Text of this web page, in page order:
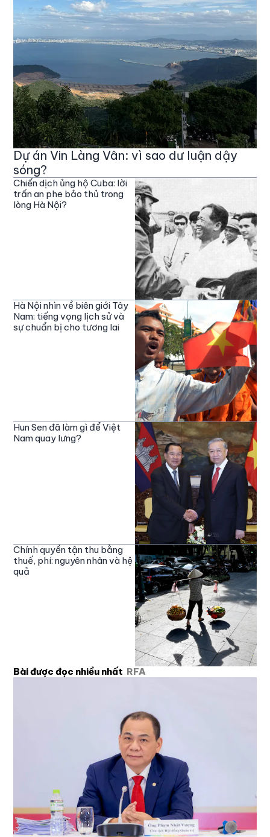
Dự án Vin Làng Vân: vì sao dư luận dậy
sóng?
Chiến dịch ủng hộ Cuba: lời
trấn an phe bảo thủ trong
lòng Hà Nội?
Hà Nội nhìn về biên giới Tây
Nam: tiếng vọng lịch sử và
sự chuẩn bị cho tương lai
Hun Sen đã làm gì để Việt
Nam quay lưng?
Chính quyền tận thu bằng
thuế, phí: nguyên nhân và hệ
quả
Bài được đọc nhiều nhất RFA